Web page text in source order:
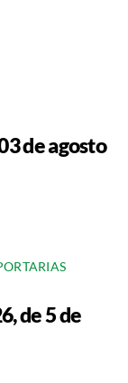
de agosto
de 5 de